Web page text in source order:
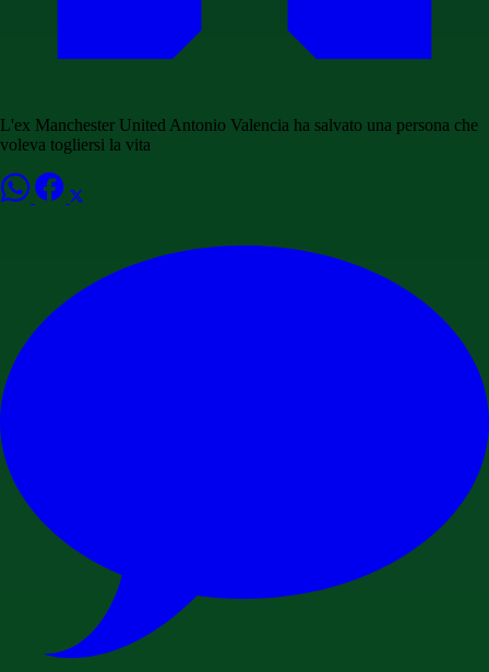
L'ex Manchester United Antonio Valencia ha salvato una persona che
voleva togliersi la vita